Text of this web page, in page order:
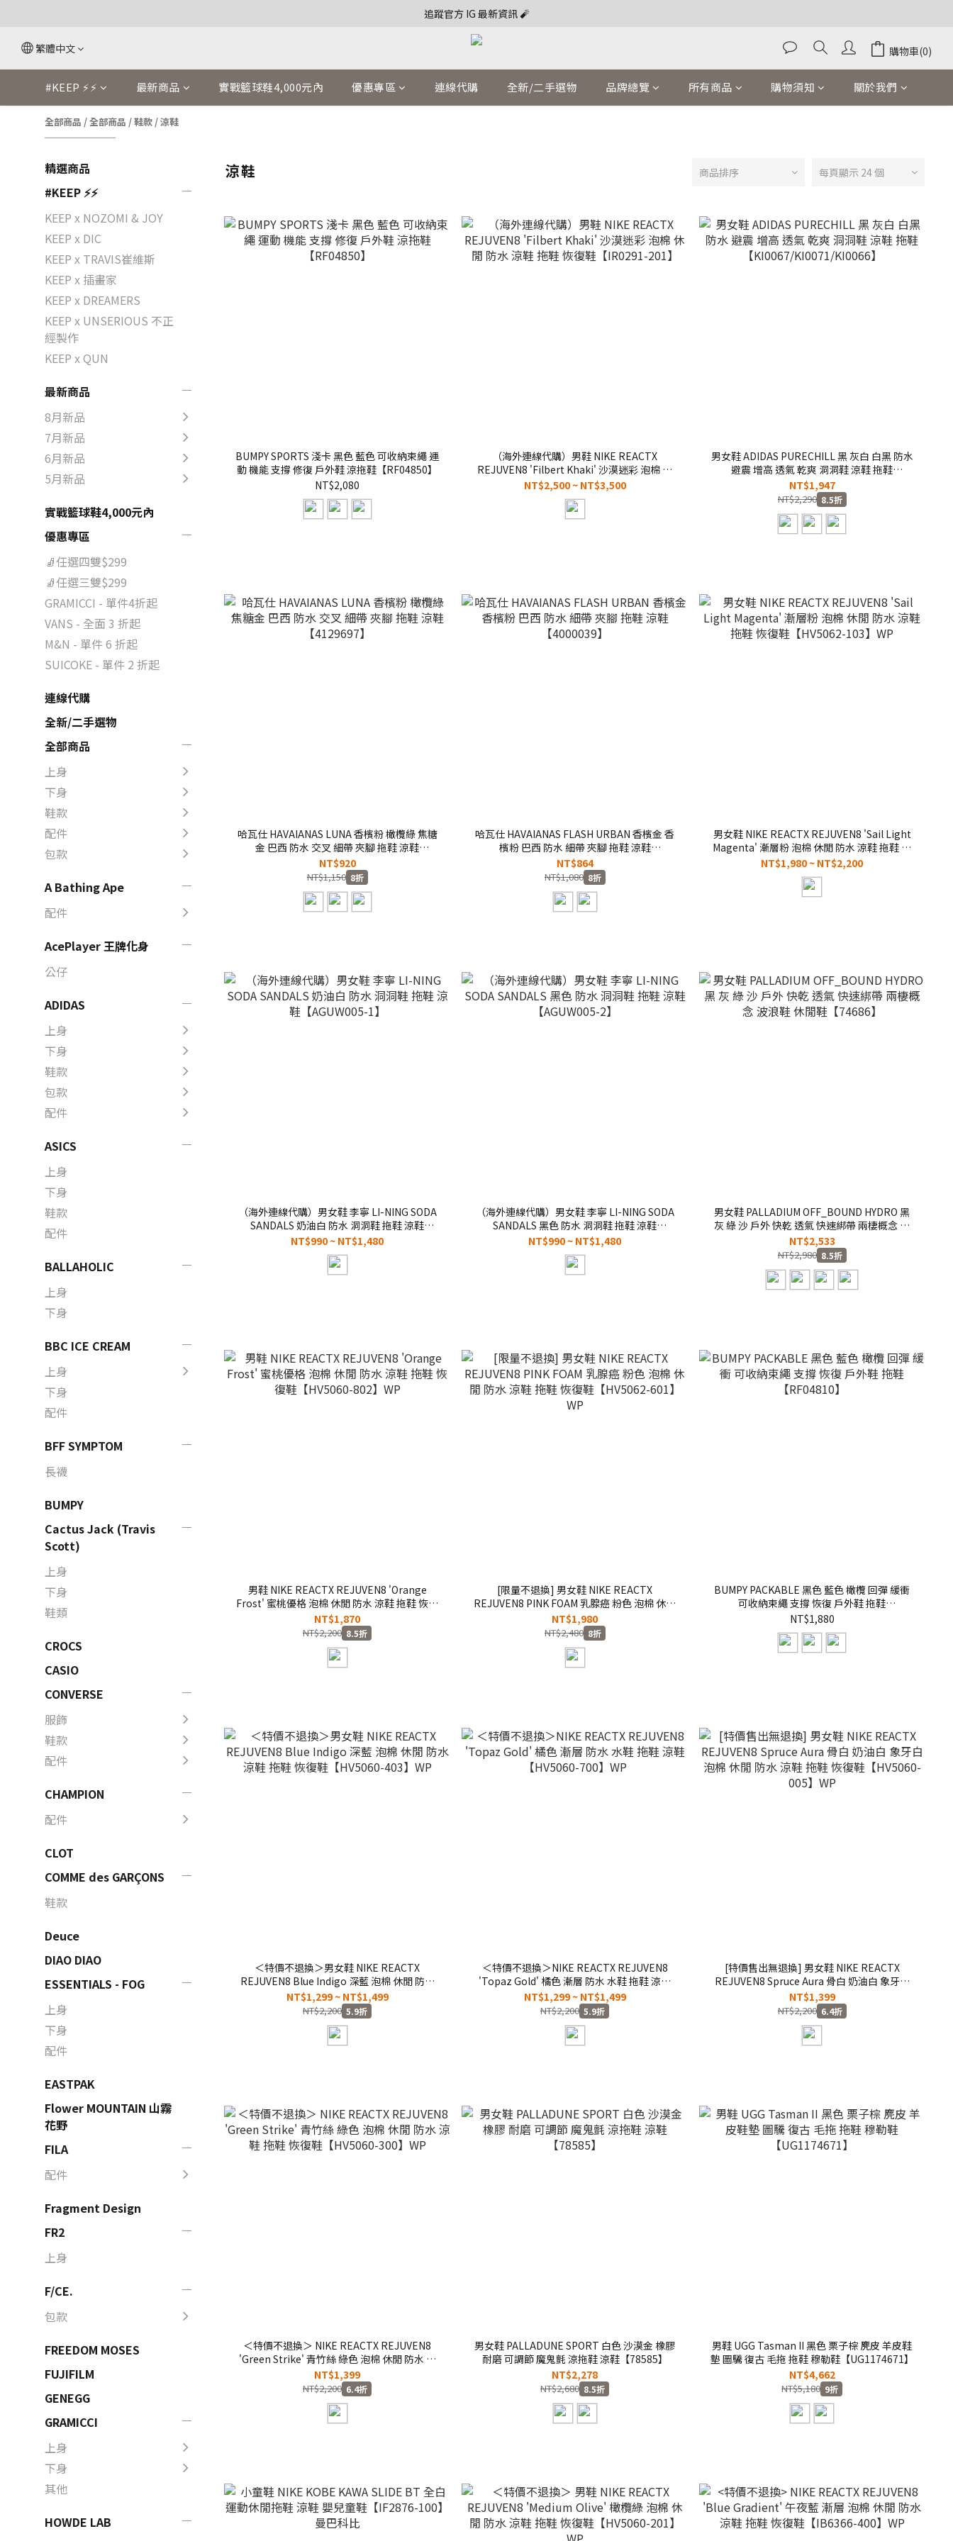
追蹤官方 IG 最新資訊 🧨
繁體中文 購物車(0)
#KEEP ⚡⚡ 最新商品 實戰籃球鞋4,000元內 優惠專區 連線代購 全新/二手選物 品牌總覽 所有商品 購物須知 關於我們
全部商品 /全部商品 /鞋款 /涼鞋
精選商品
#KEEP ⚡⚡
KEEP x NOZOMI & JOY
KEEP x DIC
KEEP x TRAVIS崔維斯
KEEP x 插畫家
KEEP x DREAMERS
KEEP x UNSERIOUS 不正
經製作
KEEP x QUN
最新商品
8月新品
7月新品
6月新品
5月新品
實戰籃球鞋4,000元內
優惠專區
🧦任選四雙$299
🧦任選三雙$299
GRAMICCI - 單件4折起
VANS - 全面 3 折起
M&N - 單件 6 折起
SUICOKE - 單件 2 折起
連線代購
全新/二手選物
全部商品
上身
下身
鞋款
配件
包款
A Bathing Ape
配件
AcePlayer 王牌化身
公仔
ADIDAS
上身
下身
鞋款
包款
配件
ASICS
上身
下身
鞋款
配件
BALLAHOLIC
上身
下身
BBC ICE CREAM
上身
下身
配件
BFF SYMPTOM
長襪
BUMPY
Cactus Jack (Travis
Scott)
上身
下身
鞋類
CROCS
CASIO
CONVERSE
服飾
鞋款
配件
CHAMPION
配件
CLOT
COMME des GARÇONS
鞋款
Deuce
DIAO DIAO
ESSENTIALS - FOG
上身
下身
配件
EASTPAK
Flower MOUNTAIN 山霧
花野
FILA
配件
Fragment Design
FR2
上身
F/CE.
包款
FREEDOM MOSES
FUJIFILM
GENEGG
GRAMICCI
上身
下身
其他
HOWDE LAB
涼鞋 商品排序 每頁顯示 24 個
BUMPY SPORTS 淺卡 黑色 藍色 可收納束繩 運
動 機能 支撐 修復 戶外鞋 涼拖鞋【RF04850】
NT$2,080
（海外連線代購）男鞋 NIKE REACTX
REJUVEN8 'Filbert Khaki' 沙漠迷彩 泡棉 休
閒 防水 涼鞋 拖鞋 恢復鞋【IR0291-201】
NT$2,500 ~ NT$3,500
男女鞋 ADIDAS PURECHILL 黑 灰白 白黑 防水
避震 增高 透氣 乾爽 洞洞鞋 涼鞋 拖鞋
【KI0067/KI0071/KI0066】
NT$1,947
NT$2,290 8.5折
哈瓦仕 HAVAIANAS LUNA 香檳粉 橄欖綠 焦糖
金 巴西 防水 交叉 細帶 夾腳 拖鞋 涼鞋
【4129697】
NT$920
NT$1,150 8折
哈瓦仕 HAVAIANAS FLASH URBAN 香檳金 香
檳粉 巴西 防水 細帶 夾腳 拖鞋 涼鞋
【4000039】
NT$864
NT$1,080 8折
男女鞋 NIKE REACTX REJUVEN8 'Sail Light
Magenta' 漸層粉 泡棉 休閒 防水 涼鞋 拖鞋 恢
復鞋【HV5062-103】WP
NT$1,980 ~ NT$2,200
（海外連線代購）男女鞋 李寧 LI-NING SODA
SANDALS 奶油白 防水 洞洞鞋 拖鞋 涼鞋
【AGUW005-1】
NT$990 ~ NT$1,480
（海外連線代購）男女鞋 李寧 LI-NING SODA
SANDALS 黑色 防水 洞洞鞋 拖鞋 涼鞋
【AGUW005-2】
NT$990 ~ NT$1,480
男女鞋 PALLADIUM OFF_BOUND HYDRO 黑
灰 綠 沙 戶外 快乾 透氣 快速綁帶 兩棲概念 波
浪鞋 休閒鞋【74686】
NT$2,533
NT$2,980 8.5折
男鞋 NIKE REACTX REJUVEN8 'Orange
Frost' 蜜桃優格 泡棉 休閒 防水 涼鞋 拖鞋 恢復
鞋【HV5060-802】WP
NT$1,870
NT$2,200 8.5折
[限量不退換] 男女鞋 NIKE REACTX
REJUVEN8 PINK FOAM 乳腺癌 粉色 泡棉 休閒
防水 涼鞋 拖鞋 恢復鞋【HV5062-601】WP
NT$1,980
NT$2,480 8折
BUMPY PACKABLE 黑色 藍色 橄欖 回彈 緩衝
可收納束繩 支撐 恢復 戶外鞋 拖鞋
【RF04810】
NT$1,880
＜特價不退換＞男女鞋 NIKE REACTX
REJUVEN8 Blue Indigo 深藍 泡棉 休閒 防水
涼鞋 拖鞋 恢復鞋【HV5060-403】WP
NT$1,299 ~ NT$1,499
NT$2,200 5.9折
＜特價不退換＞NIKE REACTX REJUVEN8
'Topaz Gold' 橘色 漸層 防水 水鞋 拖鞋 涼鞋
【HV5060-700】WP
NT$1,299 ~ NT$1,499
NT$2,200 5.9折
[特價售出無退換] 男女鞋 NIKE REACTX
REJUVEN8 Spruce Aura 骨白 奶油白 象牙白
泡棉 休閒 防水 涼鞋 拖鞋 恢復鞋【HV5060-
005】WP
NT$1,399
NT$2,200 6.4折
＜特價不退換＞ NIKE REACTX REJUVEN8
'Green Strike' 青竹絲 綠色 泡棉 休閒 防水 涼
鞋 拖鞋 恢復鞋【HV5060-300】WP
NT$1,399
NT$2,200 6.4折
男女鞋 PALLADUNE SPORT 白色 沙漠金 橡膠
耐磨 可調節 魔鬼氈 涼拖鞋 涼鞋【78585】
NT$2,278
NT$2,680 8.5折
男鞋 UGG Tasman II 黑色 栗子棕 麂皮 羊皮鞋
墊 圖驣 復古 毛拖 拖鞋 穆勒鞋【UG1174671】
NT$4,662
NT$5,180 9折